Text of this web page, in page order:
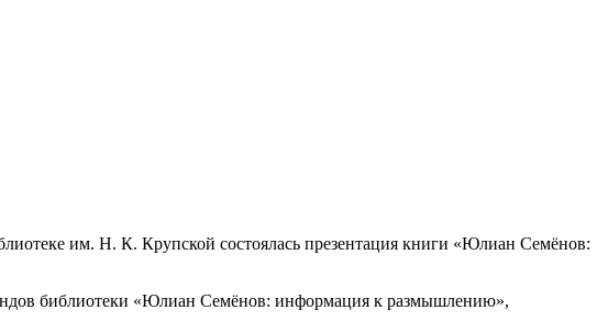
им. Н. К. Крупской состоялась презентация книги «Юлиан Семёнов:
библиотеки «Юлиан Семёнов: информация к размышлению»,